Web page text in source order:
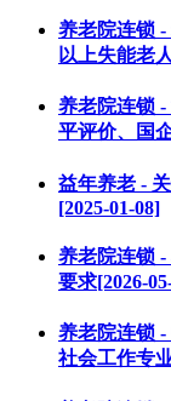
养老院连锁
以上失能老
养老院连锁
平评价、国
益年养老 -
[2025-01-08]
养老院连锁
要求[2026-
养老院连锁
社会工作专